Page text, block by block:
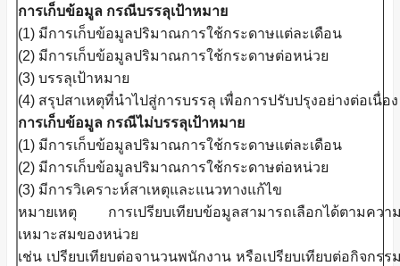
การเก็บข้อมูล กรณีบรรลุเป้าหมาย
(1) มีการเก็บข้อมูลปริมาณการใช้กระดาษแต่ละเดือน
(2) มีการเก็บข้อมูลปริมาณการใช้กระดาษต่อหน่วย
(3) บรรลุเป้าหมาย
(4) สรุปสาเหตุที่นำไปสู่การบรรลุ เพื่อการปรับปรุงอย่างต่อเนื่อง
การเก็บข้อมูล กรณีไม่บรรลุเป้าหมาย
(1) มีการเก็บข้อมูลปริมาณการใช้กระดาษแต่ละเดือน
(2) มีการเก็บข้อมูลปริมาณการใช้กระดาษต่อหน่วย
(3) มีการวิเคราะห์สาเหตุและแนวทางแก้ไข
หมายเหตุ การเปรียบเทียบข้อมูลสามารถเลือกได้ตามควา
เหมาะสมของหน่วย
เช่น เปรียบเทียบต่อจานวนพนักงาน หรือเปรียบเทียบต่อกิจกรร